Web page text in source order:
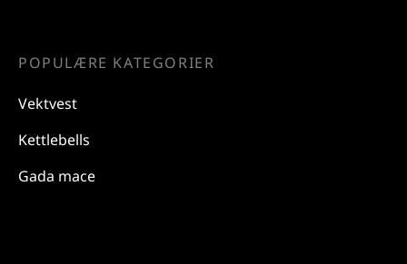
POPULÆRE KATEGORIER
Vektvest
Kettlebells
Gada mace